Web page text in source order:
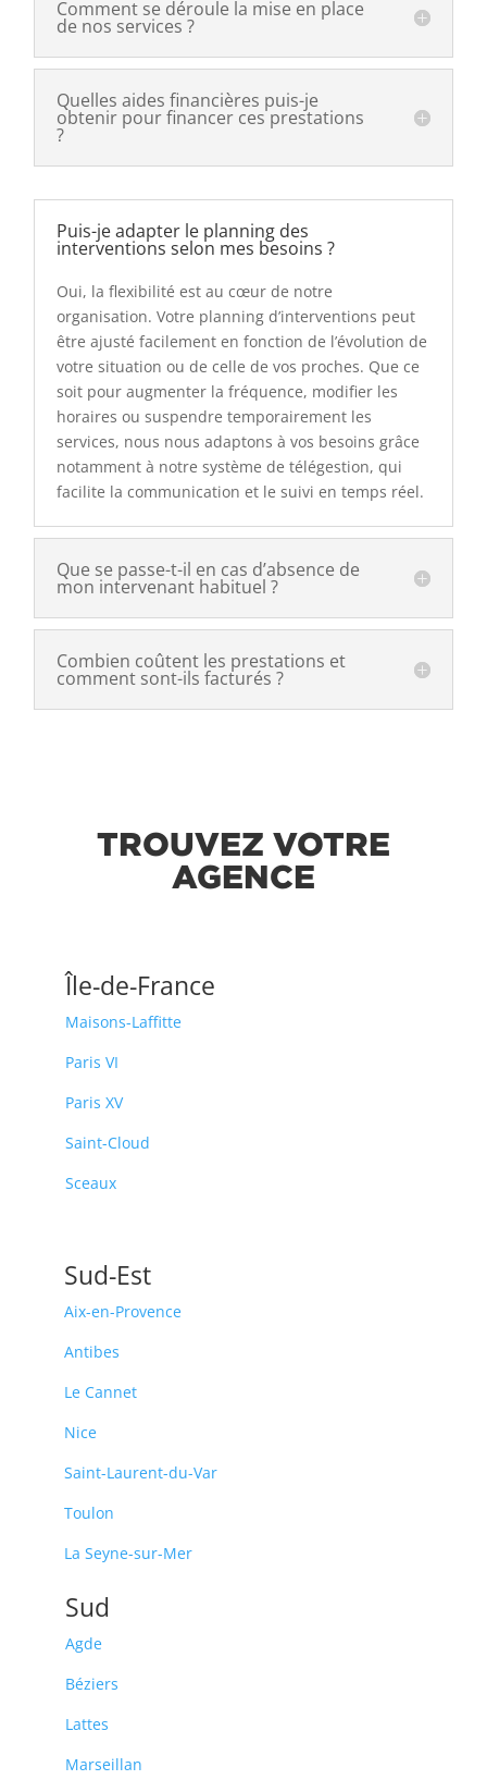
Comment se déroule la mise en place
de nos services ?
Quelles aides financières puis-je
obtenir pour financer ces prestations
?
Puis-je adapter le planning des
interventions selon mes besoins ?
Oui, la flexibilité est au cœur de notre
organisation. Votre planning d’interventions peut
être ajusté facilement en fonction de l’évolution de
votre situation ou de celle de vos proches. Que ce
soit pour augmenter la fréquence, modifier les
horaires ou suspendre temporairement les
services, nous nous adaptons à vos besoins grâce
notamment à notre système de télégestion, qui
facilite la communication et le suivi en temps réel.
Que se passe-t-il en cas d’absence de
mon intervenant habituel ?
Combien coûtent les prestations et
comment sont-ils facturés ?
TROUVEZ VOTRE
AGENCE
Île-de-France
Maisons-Laffitte
Paris VI
Paris XV
Saint-Cloud
Sceaux
Sud-Est
Aix-en-Provence
Antibes
Le Cannet
Nice
Saint-Laurent-du-Var
Toulon
La Seyne-sur-Mer
Sud
Agde
Béziers
Lattes
Marseillan